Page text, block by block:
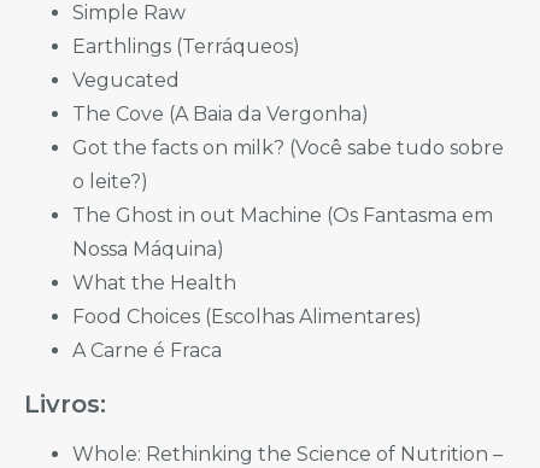
Simple Raw
Earthlings (Terráqueos)
Vegucated
The Cove (A Baia da Vergonha)
Got the facts on milk? (Você sabe tudo sobre
o leite?)
The Ghost in out Machine (Os Fantasma em
Nossa Máquina)
What the Health
Food Choices (Escolhas Alimentares)
A Carne é Fraca
Livros:
Whole: Rethinking the Science of Nutrition –